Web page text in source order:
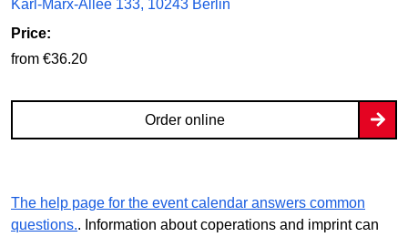
Karl-Marx-Allee 133, 10243 Berlin
Price:
from €36.20
Order online
The help page for the event calendar answers common
questions.. Information about coperations and imprint can